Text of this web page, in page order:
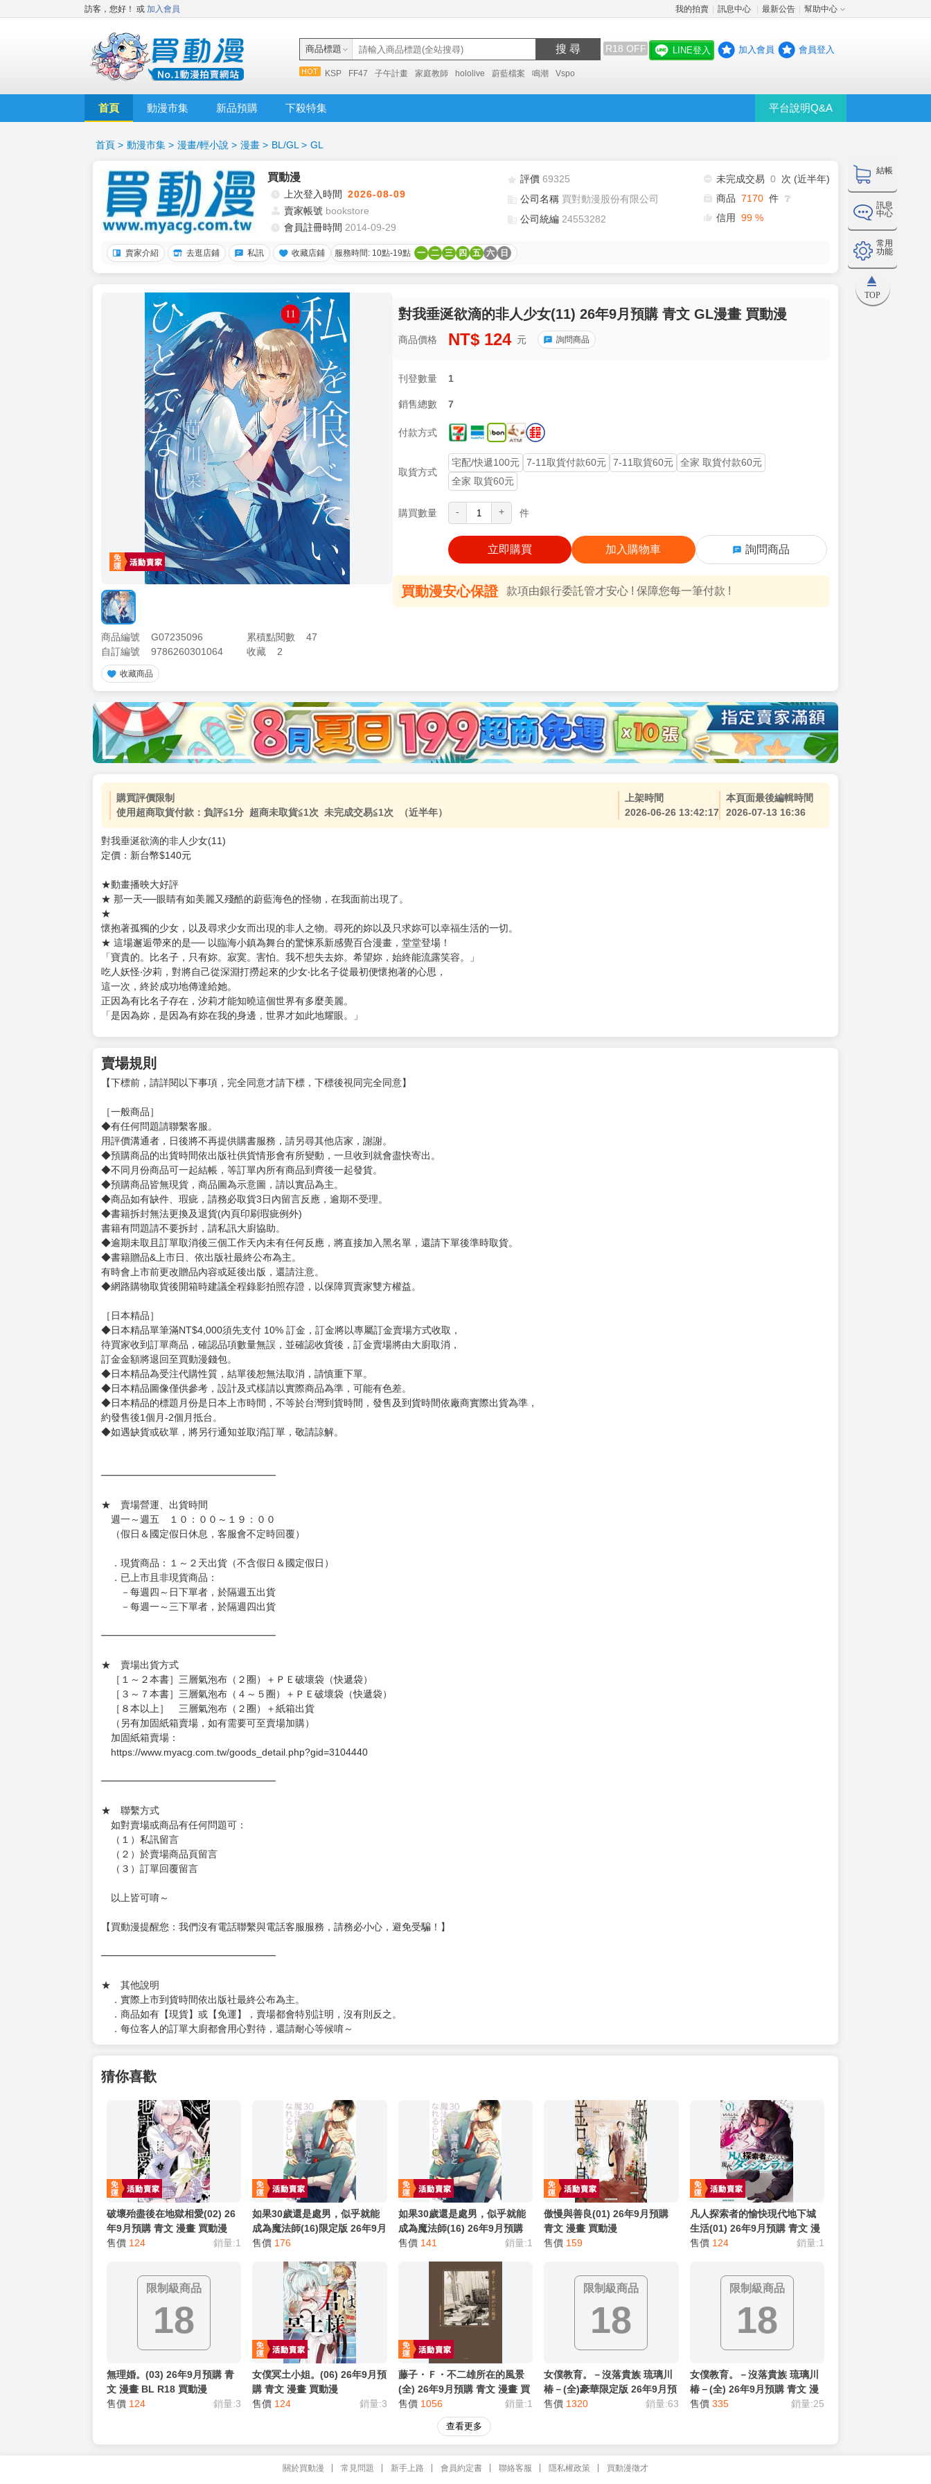
訪客，您好！ 或 加入會員 我的拍賣 訊息中心 最新公告 幫助中心
商品標題 搜 尋 R18 OFF
KSP FF47 子午計畫 家庭教師 hololive 蔚藍檔案 鳴潮 Vspo
LINE登入 加入會員 會員登入
首頁 動漫市集 新品預購 下殺特集 平台說明Q&A
結帳
訊息
中心
常用
功能
TOP
首頁 > 動漫市集 > 漫畫/輕小說 > 漫畫 > BL/GL > GL
買動漫
上次登入時間 2026-08-09
賣家帳號 bookstore
會員註冊時間 2014-09-29
評價 69325
公司名稱 買對動漫股份有限公司
公司統編 24553282
未完成交易 0
次 (近半年)
商品 7170 件 ❔
信用 99 %
賣家介紹 去逛店鋪 私訊 收藏店鋪 服務時間: 10點-19點 一 二 三 四 五 六 日
商品編號 G07235096 累積點閱數
47
自訂編號
9786260301064 收藏 2
收藏商品
對我垂涎欲滴的非人少女(11) 26年9月預購 青文 GL漫畫 買動漫
商品價格 NT$ 124 元 詢問商品
刊登數量 1
銷售總數 7
付款方式
取貨方式
宅配/快遞100元 7-11取貨付款60元 7-11取貨60元
全家 取貨付款60元
全家 取貨60元
購買數量 - + 件
立即購買 加入購物車 詢問商品
買動漫安心保證 款項由銀行委託管才安心 ! 保障您每一筆付款 !
購買評價限制
使用超商取貨付款：負評≦1分 超商未取貨≦1次 未完成交易≦1次 （近半年）
上架時間
2026-06-26 13:42:17
本頁面最後編輯時間
2026-07-13 16:36
對我垂涎欲滴的非人少女(11)
定價：新台幣$140元
★動畫播映大好評
★ 那一天──眼睛有如美麗又殘酷的蔚藍海色的怪物，在我面前出現了。
★
懷抱著孤獨的少女，以及尋求少女而出現的非人之物。尋死的妳以及只求妳可以幸福生活的一切。
★ 這場邂逅帶來的是── 以臨海小鎮為舞台的驚悚系新感覺百合漫畫，堂堂登場！
「寶貴的。比名子，只有妳。寂寞。害怕。我不想失去妳。希望妳，始終能流露笑容。」
吃人妖怪‧汐莉，對將自己從深淵打撈起來的少女‧比名子從最初便懷抱著的心思，
這一次，終於成功地傳達給她。
正因為有比名子存在，汐莉才能知曉這個世界有多麼美麗。
「是因為妳，是因為有妳在我的身邊，世界才如此地耀眼。」
賣場規則
【下標前，請詳閱以下事項，完全同意才請下標，下標後視同完全同意】
［一般商品］
◆有任何問題請聯繫客服。
用評價溝通者，日後將不再提供購書服務，請另尋其他店家，謝謝。
◆預購商品的出貨時間依出版社供貨情形會有所變動，一旦收到就會盡快寄出。
◆不同月份商品可一起結帳，等訂單內所有商品到齊後一起發貨。
◆預購商品皆無現貨，商品圖為示意圖，請以實品為主。
◆商品如有缺件、瑕疵，請務必取貨3日內留言反應，逾期不受理。
◆書籍拆封無法更換及退貨(內頁印刷瑕疵例外)
書籍有問題請不要拆封，請私訊大廚協助。
◆逾期未取且訂單取消後三個工作天內未有任何反應，將直接加入黑名單，還請下單後準時取貨。
◆書籍贈品&上市日、依出版社最終公布為主。
有時會上市前更改贈品內容或延後出版，還請注意。
◆網路購物取貨後開箱時建議全程錄影拍照存證，以保障買賣家雙方權益。
［日本精品］
◆日本精品單筆滿NT$4,000須先支付 10% 訂金，訂金將以專屬訂金賣場方式收取，
待買家收到訂單商品，確認品項數量無誤，並確認收貨後，訂金賣場將由大廚取消，
訂金金額將退回至買動漫錢包。
◆日本精品為受注代購性質，結單後恕無法取消，請慎重下單。
◆日本精品圖像僅供參考，設計及式樣請以實際商品為準，可能有色差。
◆日本精品的標題月份是日本上市時間，不等於台灣到貨時間，發售及到貨時間依廠商實際出貨為準，
約發售後1個月-2個月抵台。
◆如遇缺貨或砍單，將另行通知並取消訂單，敬請諒解。
━━━━━━━━━━━━━━━━━━
★ 賣場營運、出貨時間
週一～週五 １０：００～１９：００
（假日＆國定假日休息，客服會不定時回覆）
．現貨商品：１～２天出貨（不含假日＆國定假日）
．已上市且非現貨商品：
－每週四～日下單者，於隔週五出貨
－每週一～三下單者，於隔週四出貨
━━━━━━━━━━━━━━━━━━
★ 賣場出貨方式
［１～２本書］三層氣泡布（２圈）＋ＰＥ破壞袋（快遞袋）
［３～７本書］三層氣泡布（４～５圈）＋ＰＥ破壞袋（快遞袋）
［８本以上］ 三層氣泡布（２圈）＋紙箱出貨
（另有加固紙箱賣場，如有需要可至賣場加購）
加固紙箱賣場：
https://www.myacg.com.tw/goods_detail.php?gid=3104440
━━━━━━━━━━━━━━━━━━
★ 聯繫方式
如對賣場或商品有任何問題可：
（１）私訊留言
（２）於賣場商品頁留言
（３）訂單回覆留言
以上皆可唷～
【買動漫提醒您：我們沒有電話聯繫與電話客服服務，請務必小心，避免受騙！】
━━━━━━━━━━━━━━━━━━
★ 其他說明
．實際上市到貨時間依出版社最終公布為主。
．商品如有【現貨】或【免運】，賣場都會特別註明，沒有則反之。
．每位客人的訂單大廚都會用心對待，還請耐心等候唷～
猜你喜歡
破壞殆盡後在地獄相愛(02) 26
年9月預購 青文 漫畫 買動漫
售價 124 銷量:1
如果30歲還是處男，似乎就能
成為魔法師(16)限定版 26年9月
預購 青文 漫畫 BL 買動漫
售價 176
如果30歲還是處男，似乎就能
成為魔法師(16) 26年9月預購
青文 漫畫 BL 買動漫
售價 141 銷量:1
傲慢與善良(01) 26年9月預購
青文 漫畫 買動漫
售價 159
凡人探索者的愉快現代地下城
生活(01) 26年9月預購 青文 漫
畫 買動漫
售價 124 銷量:1
限制級商品
18
無理婚。(03) 26年9月預購 青
文 漫畫 BL R18 買動漫
售價 124 銷量:3
女僕冥土小姐。(06) 26年9月預
購 青文 漫畫 買動漫
售價 124 銷量:3
藤子・Ｆ・不二雄所在的風景
(全) 26年9月預購 青文 漫畫 買
動漫
售價 1056 銷量:1
限制級商品
18
女僕教育。－沒落貴族 琉璃川
椿－(全)豪華限定版 26年9月預
購 青文 漫畫 R18 買動漫 ＃
售價 1320 銷量:63
限制級商品
18
女僕教育。－沒落貴族 琉璃川
椿－(全) 26年9月預購 青文 漫
畫 R18 買動漫 ＃
售價 335 銷量:25
查看更多
關於買動漫 常見問題 新手上路 會員約定書 聯絡客服 隱私權政策 買動漫徵才